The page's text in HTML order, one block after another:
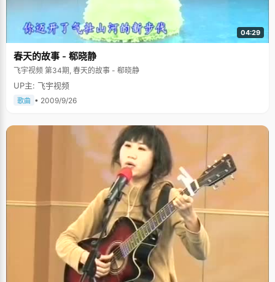
04:29
春天的故事 - 郗晓静
飞宇视频 第34期, 春天的故事 - 郗晓静
UP主: 飞宇视频
歌曲 • 2009/9/26